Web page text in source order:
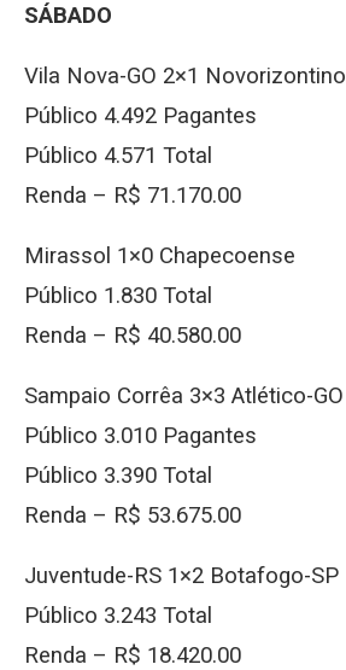
SÁBADO
Vila Nova-GO 2×1 Novorizontino
Público 4.492 Pagantes
Público 4.571 Total
Renda – R$ 71.170.00
Mirassol 1×0 Chapecoense
Público 1.830 Total
Renda – R$ 40.580.00
Sampaio Corrêa 3×3 Atlético-GO
Público 3.010 Pagantes
Público 3.390 Total
Renda – R$ 53.675.00
Juventude-RS 1×2 Botafogo-SP
Público 3.243 Total
Renda – R$ 18.420.00